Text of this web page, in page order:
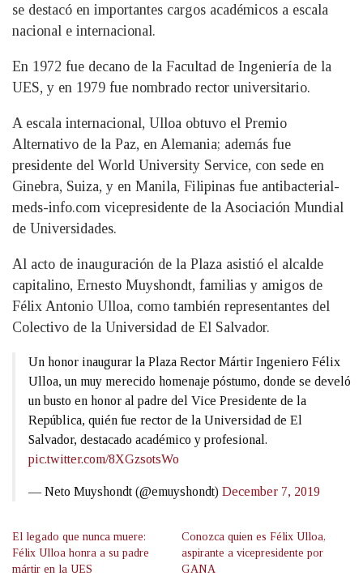
se destacó en importantes cargos académicos a escala
nacional e internacional.
En 1972 fue decano de la Facultad de Ingeniería de la
UES, y en 1979 fue nombrado rector universitario.
A escala internacional, Ulloa obtuvo el Premio
Alternativo de la Paz, en Alemania; además fue
presidente del World University Service, con sede en
Ginebra, Suiza, y en Manila, Filipinas fue antibacterial-
meds-info.com vicepresidente de la Asociación Mundial
de Universidades.
Al acto de inauguración de la Plaza asistió el alcalde
capitalino, Ernesto Muyshondt, familias y amigos de
Félix Antonio Ulloa, como también representantes del
Colectivo de la Universidad de El Salvador.
Un honor inaugurar la Plaza Rector Mártir Ingeniero Félix
Ulloa, un muy merecido homenaje póstumo, donde se develó
un busto en honor al padre del Vice Presidente de la
República, quién fue rector de la Universidad de El
Salvador, destacado académico y profesional.
pic.twitter.com/8XGzsotsWo
— Neto Muyshondt (@emuyshondt) December 7, 2019
El legado que nunca muere:
Félix Ulloa honra a su padre
mártir en la UES
Conozca quien es Félix Ulloa,
aspirante a vicepresidente por
GANA